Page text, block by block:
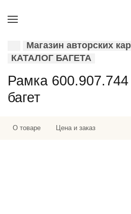
Магазин авторских
КАТАЛОГ БАГЕТА
Рамка
багет
О товаре Цена и заказ